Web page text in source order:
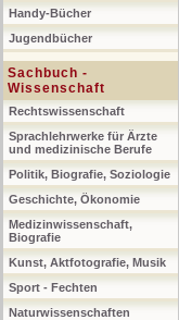
Handy-Bücher
Jugendbücher
Sachbuch -
Wissenschaft
Rechtswissenschaft
Sprachlehrwerke für Ärzte
und medizinische Berufe
Politik, Biografie, Soziologie
Geschichte, Ökonomie
Medizinwissenschaft,
Biografie
Kunst, Aktfotografie, Musik
Sport - Fechten
Naturwissenschaften